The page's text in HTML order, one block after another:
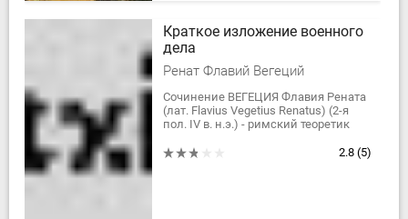
Краткое изложение военного
дела
Ренат Флавий Вегеций
Сочинение ВЕГЕЦИЯ Флавия Рената
(лат. Flavius Vegetius Renatus) (2-я
пол. IV в. н.э.) - римский теоретик
в котором даются ценные сведения
2.8 (5)